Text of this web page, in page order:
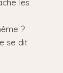
?
se dit